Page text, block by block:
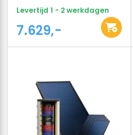
Levertijd 1 - 2 werkdagen
7.629,-